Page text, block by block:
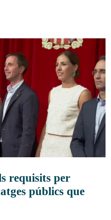
requisits per
públics que